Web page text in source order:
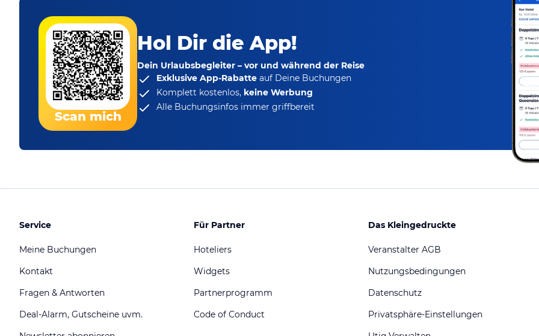
Scan mich
Hol Dir die App!
Dein Urlaubsbegleiter – vor und während der Reise
Exklusive App-Rabatte auf Deine Buchungen
Komplett kostenlos, keine Werbung
Alle Buchungsinfos immer griffbereit
Service
Meine Buchungen
Kontakt
Fragen & Antworten
Deal-Alarm, Gutscheine uvm.
Für Partner
Hoteliers
Widgets
Partnerprogramm
Code of Conduct
Das Kleingedruckte
Veranstalter AGB
Nutzungsbedingungen
Datenschutz
Privatsphäre-Einstellungen